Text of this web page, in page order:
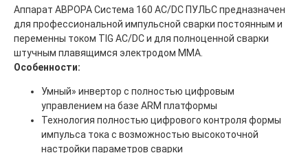
Аппарат АВРОРА Система 160 AC/DC ПУЛЬС предназначен
для профессиональной импульсной сварки постоянным и
переменны током TIG AC/DC и для полноценной сварки
штучным плавящимся электродом MMA.
Особенности:
Умный» инвертор с полностью цифровым
управлением на базе ARM платформы
Технология полностью цифрового контроля формы
импульса тока с возможностью высокоточной
настройки параметров сварки